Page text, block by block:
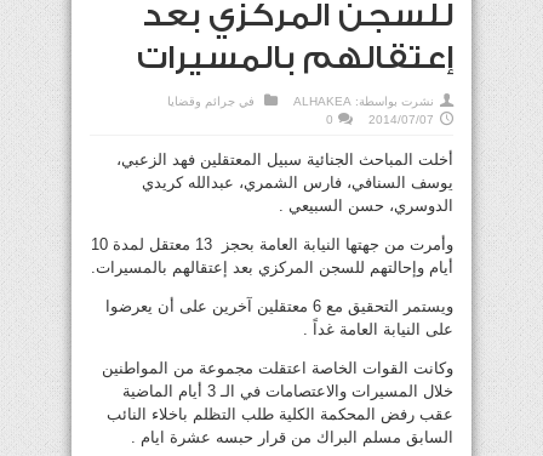
للسجن المركزي بعد
إعتقالهم بالمسيرات
نشرت بواسطة: ALHAKEA في جرائم وقضايا
2014/07/07
0
أخلت المباحث الجنائية سبيل المعتقلين فهد الزعبي،
يوسف السنافي، فارس الشمري، عبدالله كريدي
الدوسري، حسن السبيعي .
وأمرت من جهتها النيابة العامة بحجز 13 معتقل لمدة 10
أيام وإحالتهم للسجن المركزي بعد إعتقالهم بالمسيرات.
ويستمر التحقيق مع 6 معتقلين آخرين على أن يعرضوا
على النيابة العامة غداً .
وكانت القوات الخاصة اعتقلت مجموعة من المواطنين
خلال المسيرات والاعتصامات في الـ 3 أيام الماضية
عقب رفض المحكمة الكلية طلب التظلم باخلاء النائب
السابق مسلم البراك من قرار حبسه عشرة ايام .